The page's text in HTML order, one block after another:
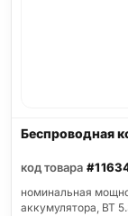
Беспроводная
код товара
номинальная
аккумулятора, BT